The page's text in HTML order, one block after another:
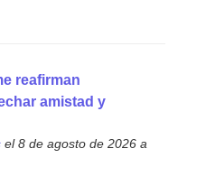
reafirman
amistad y
el 8 de agosto de 2026 a